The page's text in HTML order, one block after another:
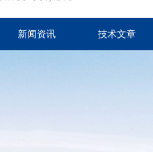
新闻资讯 技术文章